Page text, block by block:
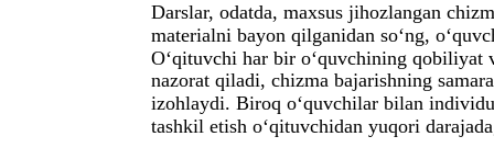
Darslar, odatda, maxsus jihozlangan
materialni bayon qilganidan so‘ng,
O‘qituvchi har bir o‘quvchining
nazorat qiladi, chizma bajarishning
izohlaydi. Biroq o‘quvchilar bilan
tashkil etish o‘qituvchidan yuqori